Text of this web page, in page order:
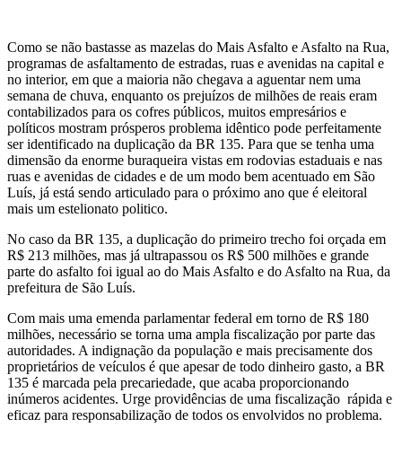
Como se não bastasse as mazelas do Mais Asfalto e Asfalto na Rua,
programas de asfaltamento de estradas, ruas e avenidas na capital e
no interior, em que a maioria não chegava a aguentar nem uma
semana de chuva, enquanto os prejuízos de milhões de reais eram
contabilizados para os cofres públicos, muitos empresários e
políticos mostram prósperos problema idêntico pode perfeitamente
ser identificado na duplicação da BR 135. Para que se tenha uma
dimensão da enorme buraqueira vistas em rodovias estaduais e nas
ruas e avenidas de cidades e de um modo bem acentuado em São
Luís, já está sendo articulado para o próximo ano que é eleitoral
mais um estelionato politico.
No caso da BR 135, a duplicação do primeiro trecho foi orçada em
R$ 213 milhões, mas já ultrapassou os R$ 500 milhões e grande
parte do asfalto foi igual ao do Mais Asfalto e do Asfalto na Rua, da
prefeitura de São Luís.
Com mais uma emenda parlamentar federal em torno de R$ 180
milhões, necessário se torna uma ampla fiscalização por parte das
autoridades. A indignação da população e mais precisamente dos
proprietários de veículos é que apesar de todo dinheiro gasto, a BR
135 é marcada pela precariedade, que acaba proporcionando
inúmeros acidentes. Urge providências de uma fiscalização rápida e
eficaz para responsabilização de todos os envolvidos no problema.